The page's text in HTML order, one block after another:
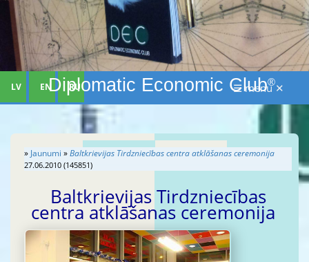
Diplomatic Economic Club®
LV EN RU ☰ menu ✕
» Jaunumi »Baltkrievijas Tirdzniecības centra atklāšanas ceremonija
27.06.2010 (145851)
Baltkrievijas Tirdzniecības
centra atklāšanas ceremonija